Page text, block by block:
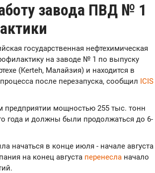
завода ПВД № 1
государственная нефтехимическая
на заводе № 1 по выпуску
(Kerteh, Малайзия) и находится в
после перезапуска, сообщил ICIS
мощностью 255 тыс. тонн
года и должны были продолжаться до 6-
начаться в конце июля - начале августа
на конец августа перенесла начало